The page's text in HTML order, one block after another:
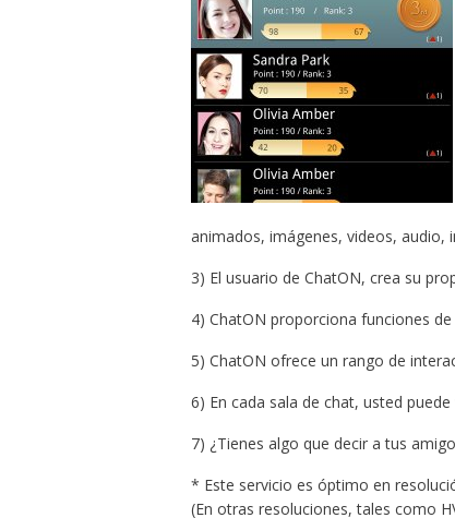
animados, imágenes, videos,
3) El usuario de ChatON, crea su
4) ChatON proporciona funciones
5) ChatON ofrece un rango de
6) En cada sala de chat, usted
7) ¿Tienes algo que decir a tus
* Este servicio es óptimo en
(En otras resoluciones, tales como